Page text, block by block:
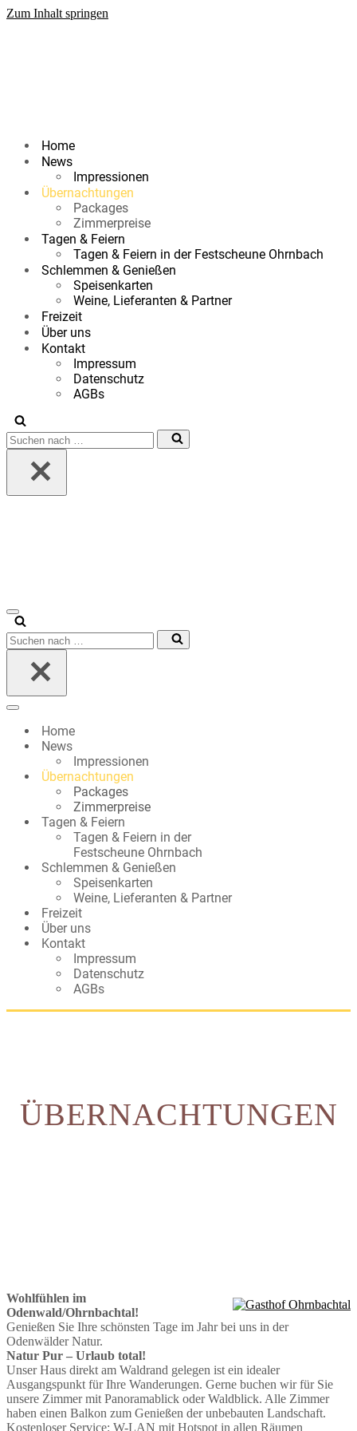
Zum Inhalt springen
Home
News
Impressionen
Übernachtungen
Packages
Zimmerpreise
Tagen & Feiern
Tagen & Feiern in der Festscheune Ohrnbach
Schlemmen & Genießen
Speisenkarten
Weine, Lieferanten & Partner
Freizeit
Über uns
Kontakt
Impressum
Datenschutz
AGBs
Suchen
nach …
Navigationsmenü
Suchen
nach …
Navigationsmenü
Home
News
Impressionen
Übernachtungen
Packages
Zimmerpreise
Tagen & Feiern
Tagen & Feiern in der
Festscheune Ohrnbach
Schlemmen & Genießen
Speisenkarten
Weine, Lieferanten & Partner
Freizeit
Über uns
Kontakt
Impressum
Datenschutz
AGBs
ÜBERNACHTUNGEN
Wohlfühlen im
Odenwald/Ohrnbachtal!
Genießen Sie Ihre schönsten Tage im Jahr bei uns in der
Odenwälder Natur.
Natur Pur – Urlaub total!
Unser Haus direkt am Waldrand gelegen ist ein idealer
Ausgangspunkt für Ihre Wanderungen. Gerne buchen wir für Sie
unsere Zimmer mit Panoramablick oder Waldblick. Alle Zimmer
haben einen Balkon zum Genießen der unbebauten Landschaft.
Kostenloser Service: W-LAN mit Hotspot in allen Räumen